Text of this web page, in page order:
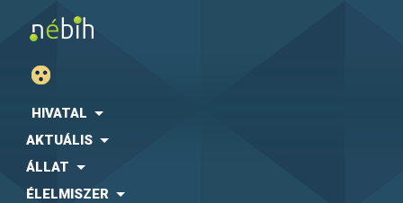
HIVATAL
AKTUÁLIS
ÁLLAT
ÉLELMISZER